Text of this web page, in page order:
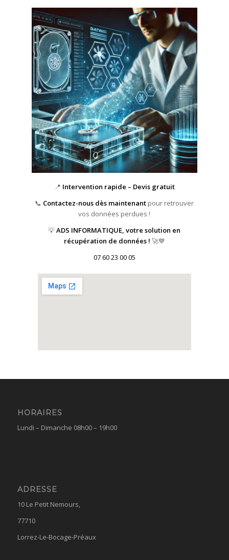
📍 Intervention rapide – Devis gratuit
📞 Contactez-nous dès maintenant pour retrouver
vos données perdues !
💡ADS INFORMATIQUE, votre solution en
récupération de données ! 🚀💙
07 60 23 00 05
HORAIRES
Lundi – Dimanche 08h00 – 19h00
ADRESSE
10 Le Petit Nemours,
77710
Lorrez-Le-Bocage-Préaux